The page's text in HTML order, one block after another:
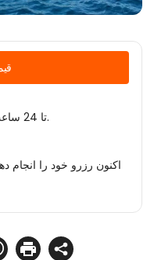
تا 24 ساعت قبل از شروع تور می تواند لغو شود.
اکنون رزرو خود را انجام